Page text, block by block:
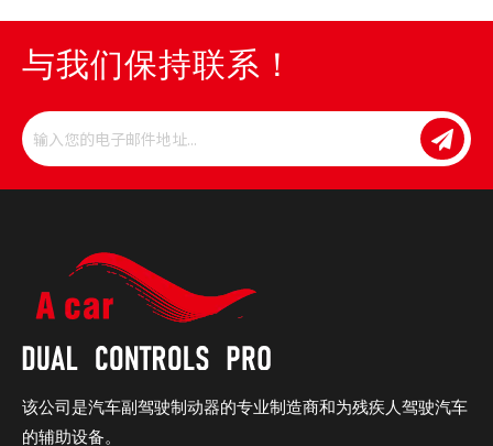
与我们保持联系！
该公司是汽车副驾驶制动器的专业制造商和为残疾人驾驶汽车
的辅助设备。